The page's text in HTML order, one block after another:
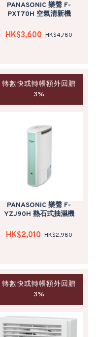
PANASONIC 樂聲 F-
PXT70H 空氣清新機
HK$3,600 HK$4,780
轉數快或轉帳額外回贈
3%
PANASONIC 樂聲 F-
YZJ90H 熱石式抽濕機
HK$2,010 HK$2,980
轉數快或轉帳額外回贈
3%